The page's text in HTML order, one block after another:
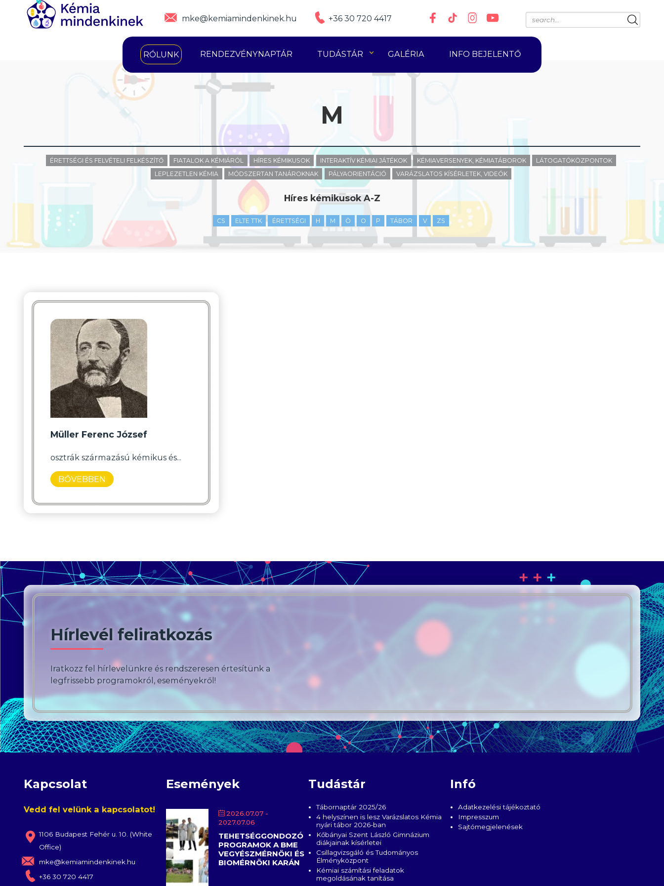
mke@kemiamindenkinek.hu +36 30 720 4417
RÓLUNK RENDEZVÉNYNAPTÁR TUDÁSTÁR GALÉRIA INFO BEJELENTŐ
M
ÉRETTSÉGI ÉS FELVÉTELI FELKÉSZÍTŐ FIATALOK A KÉMIÁRÓL HÍRES KÉMIKUSOK INTERAKTÍV KÉMIAI JÁTÉKOK KÉMIAVERSENYEK, KÉMIATÁBOROK
LÁTOGATÓKÖZPONTOK
LEPLEZETLEN KÉMIA
MÓDSZERTAN TANÁROKNAK PÁLYAORIENTÁCIÓ VARÁZSLATOS KÍSÉRLETEK, VIDEÓK
Híres kémikusok A-Z
CS ELTE TTK ÉRETTSÉGI H M Ö O P TÁBOR V ZS
Müller Ferenc József
osztrák származású kémikus és...
BŐVEBBEN
Hírlevél feliratkozás
Iratkozz fel hírlevelünkre és rendszeresen értesítünk a
legfrissebb programokról, eseményekről!
Kapcsolat
Vedd fel velünk a kapcsolatot!
1106 Budapest Fehér u. 10. (White
Office)
mke@kemiamindenkinek.hu
+36 30 720 4417
Események
2026.07.07-
2027.07.06
TEHETSÉGGONDOZÓ
PROGRAMOK A BME
VEGYÉSZMÉRNÖKI ÉS
BIOMÉRNÖKI KARÁN
Tudástár
Tábornaptár 2025/26
4 helyszínen is lesz Varázslatos Kémia
nyári tábor 2026-ban
Kőbányai Szent László Gimnázium
diákjainak kísérletei
Csillagvizsgáló és Tudományos
Élményközpont
Kémiai számítási feladatok
megoldásának tanítása
Infó
Adatkezelési tájékoztató
Impresszum
Sajtómegjelenések